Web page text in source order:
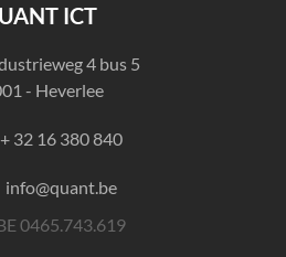
ICT
4 bus 5
- Heverlee
+ 32 16 380 840
info@quant.be
0465.743.619